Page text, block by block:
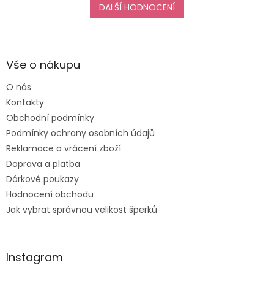
DALŠÍ HODNOCENÍ
Z
aVše o nákupu
O nás
Kontakty
Obchodní podmínky
Podmínky ochrany osobních údajů
Reklamace a vrácení zboží
Doprava a platba
Dárkové poukazy
Hodnocení obchodu
Jak vybrat správnou velikost šperků
Instagram